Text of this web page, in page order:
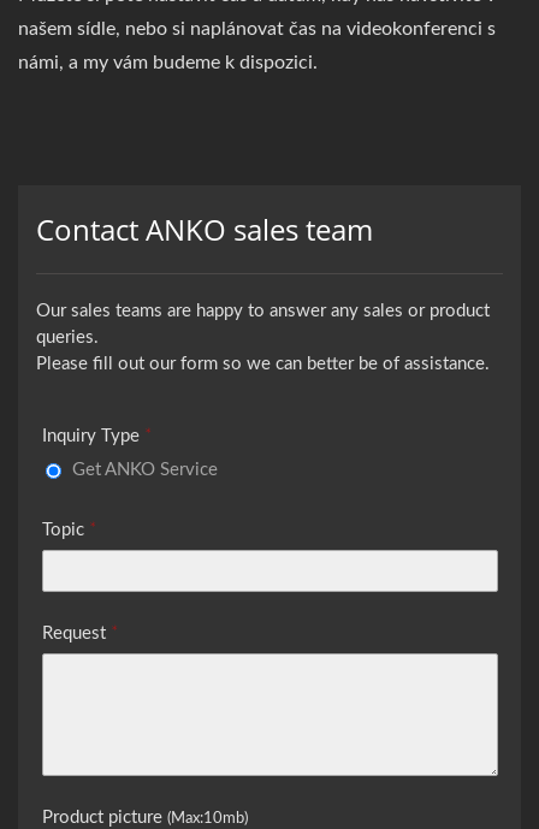
našem sídle, nebo si naplánovat čas na videokonferenci s
námi, a my vám budeme k dispozici.